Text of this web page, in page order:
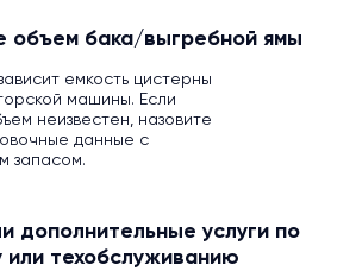
объем бака/выгребной ямы
емкость цистерны
машины. Если
неизвестен, назовите
данные с
запасом.
дополнительные услуги по
или техобслуживанию